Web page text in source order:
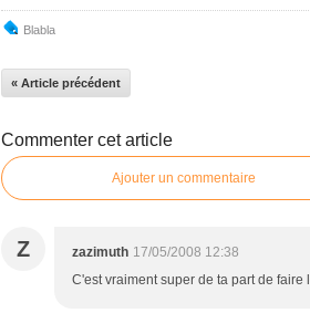
Blabla
« Article précédent
Commenter cet article
Ajouter un commentaire
Z zazimuth 17/05/2008 12:38
C'est vraiment super de ta part de faire